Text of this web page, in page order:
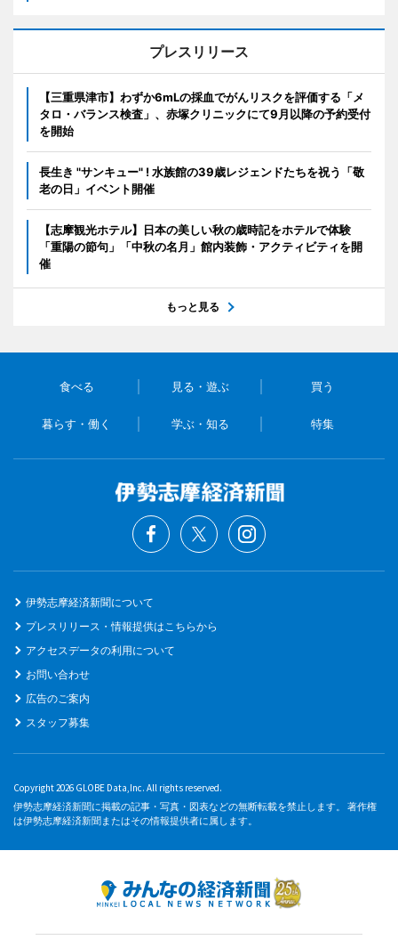
プレスリリース
【三重県津市】わずか6mLの採血でがんリスクを評価する「メ
タロ・バランス検査」、赤塚クリニックにて9月以降の予約受付
を開始
長生き "サンキュー" ! 水族館の39歳レジェンドたちを祝う「敬
老の日」イベント開催
【志摩観光ホテル】日本の美しい秋の歳時記をホテルで体験
「重陽の節句」「中秋の名月」館内装飾・アクティビティを開
催
もっと見る
食べる 見る・遊ぶ 買う
暮らす・働く 学ぶ・知る 特集
伊勢志摩経済新聞について
プレスリリース・情報提供はこちらから
アクセスデータの利用について
お問い合わせ
広告のご案内
スタッフ募集
Copyright 2026 GLOBE Data,Inc. All rights reserved.
伊勢志摩経済新聞に掲載の記事・写真・図表などの無断転載を禁止します。 著作権
は伊勢志摩経済新聞またはその情報提供者に属します。